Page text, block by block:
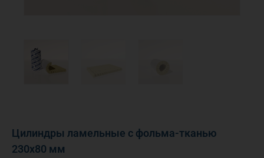
Цилиндры ламельные с фольма-тканью
230х80 мм